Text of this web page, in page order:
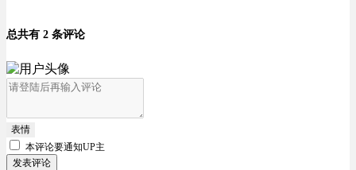
总共有 2 条评论
表情
本评论要通知UP主
发表评论